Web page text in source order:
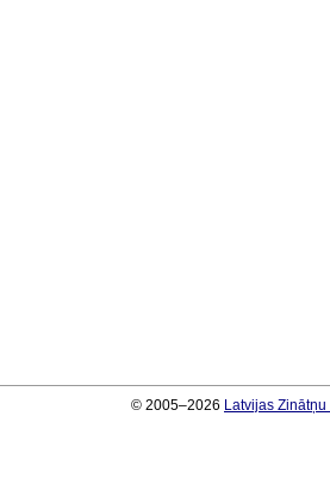
© 2005–2026 Latvijas